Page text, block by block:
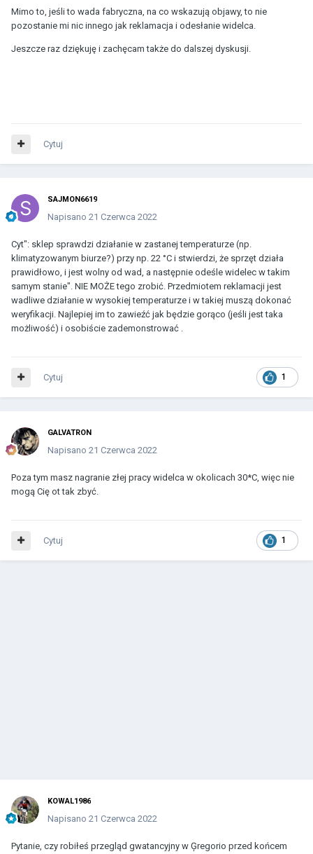
Mimo to, jeśli to wada fabryczna, na co wskazują objawy, to nie
pozostanie mi nic innego jak reklamacja i odesłanie widelca.
Jeszcze raz dziękuję i zachęcam także do dalszej dyskusji.
Cytuj
SAJMON6619
Napisano 21 Czerwca 2022
Cyt": sklep sprawdzi działanie w zastanej temperaturze (np.
klimatyzowanym biurze?) przy np. 22 °C i stwierdzi, że sprzęt działa
prawidłowo, i jest wolny od wad, a następnie odeśle widelec w takim
samym stanie". NIE MOŻE tego zrobić. Przedmiotem reklamacji jest
wadliwe działanie w wysokiej temperaturze i w takiej muszą dokonać
weryfikacji. Najlepiej im to zawieźć jak będzie gorąco (jeśli jest taka
możliwość) i osobiście zademonstrować .
1
Cytuj
GALVATRON
Napisano 21 Czerwca 2022
Poza tym masz nagranie złej pracy widelca w okolicach 30*C, więc nie
mogą Cię ot tak zbyć.
1
Cytuj
KOWAL1986
Napisano 21 Czerwca 2022
Pytanie, czy robiłeś przegląd gwatancyjny w Ģregorio przed końcem